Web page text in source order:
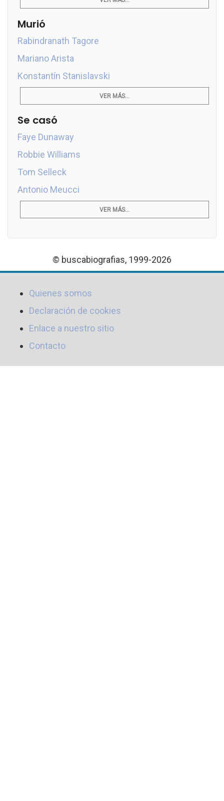
Murió
Rabindranath Tagore
Mariano Arista
Konstantín Stanislavski
VER MÁS...
Se casó
Faye Dunaway
Robbie Williams
Tom Selleck
Antonio Meucci
VER MÁS...
© buscabiografias, 1999-2026
Quienes somos
Declaración de cookies
Enlace a nuestro sitio
Contacto